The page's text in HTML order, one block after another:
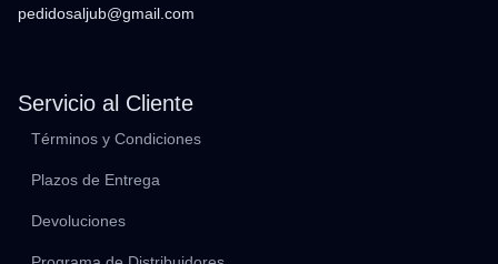
pedidosaljub@gmail.com
Servicio al Cliente
Términos y Condiciones
Plazos de Entrega
Devoluciones